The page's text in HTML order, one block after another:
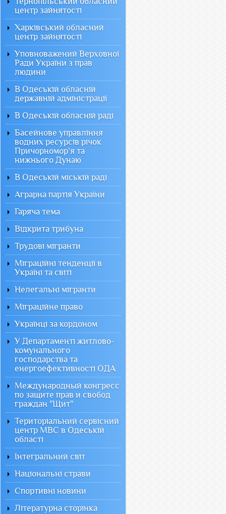
центр зайнятості
Харківський обласний
центр зайнятості
Уповноважений Верховної
Ради України з прав
людини
В Одеській обласній
державній адміністрації
В Одеській обласній раді
Басейнове управління
водних ресурсів річок
Причорномор`я та
нижнього Дунаю
В Одеській міській раді
Аграрна партія України
Гаряча тема
Відкрита трибуна
Трудові мігранти
Міграційні тенденції в
Україні та світі
Нелегальні мігранти
Міграційне право
Українці за кордоном
У Департаменті житлово-
комунального
господарства та
енергоефективності ОДА
Международный конгресс
по защите прав и свобод
граждан "Щит"
Територіальний сервісний
центр МВС в Одеській
області
Інтегральний світ
Національні страви
Спортивні новини
Літературна сторінка